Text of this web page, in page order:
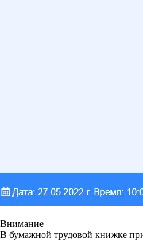
Внимание
В бумажной трудовой книжке